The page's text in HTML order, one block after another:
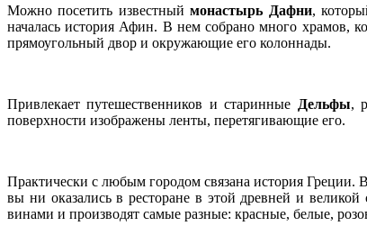
Можно посетить известныймонастырь Дафни,
началась история Афин. В нем собрано много храмов,
прямоугольный двор и окружающие его колоннады.
Привлекает путешественников и старинные Дельфы,
поверхности изображены ленты, перетягивающие его.
Практически с любым городом связана история
вы ни оказались в ресторане в этой древней и
винами и производят самые разные: красные, белые,